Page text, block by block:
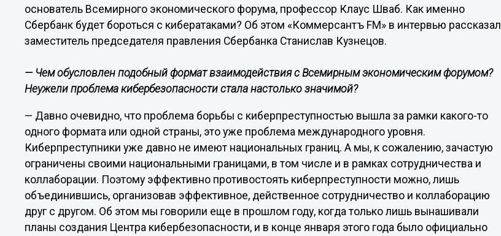
основатель Всемирного экономического форума, профессор Клаус Шваб. Как именно
Сбербанк будет бороться с кибератаками? Об этом «Коммерсантъ FM» в интервью рассказал
заместитель председателя правления Сбербанка Станислав Кузнецов.
— Чем обусловлен подобный формат взаимодействия с Всемирным экономическим форумом?
Неужели проблема кибербезопасности стала настолько значимой?
— Давно очевидно, что проблема борьбы с киберпреступностью вышла за рамки какого-то
одного формата или одной страны, это уже проблема международного уровня.
Киберпреступники уже давно не имеют национальных границ. А мы, к сожалению, зачастую
ограничены своими национальными границами, в том числе и в рамках сотрудничества и
коллаборации. Поэтому эффективно противостоять киберпреступности можно, лишь
объединившись, организовав эффективное, действенное сотрудничество и коллаборацию
друг с другом. Об этом мы говорили еще в прошлом году, когда только лишь вынашивали
планы создания Центра кибербезопасности, и в конце января этого года было официально